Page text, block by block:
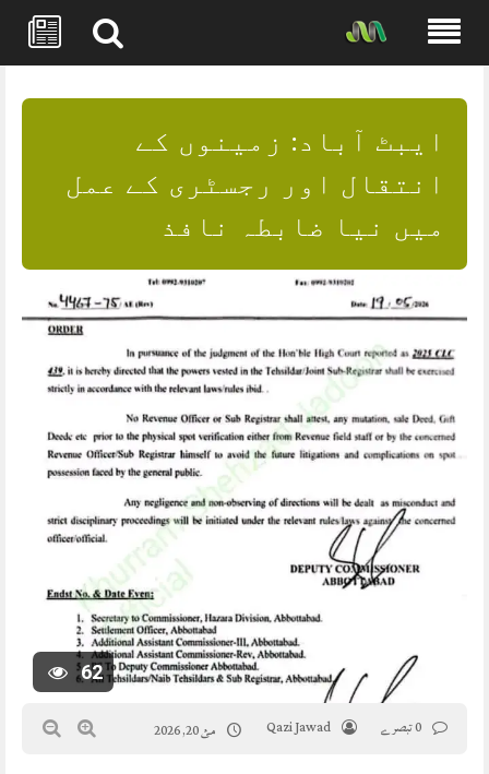
content
ایبٹ آباد: زمینوں کے
انتقال اور رجسٹری کے عمل
میں نیا ضابطہ نافذ
62
Qazi Jawad مئ 20, 2026